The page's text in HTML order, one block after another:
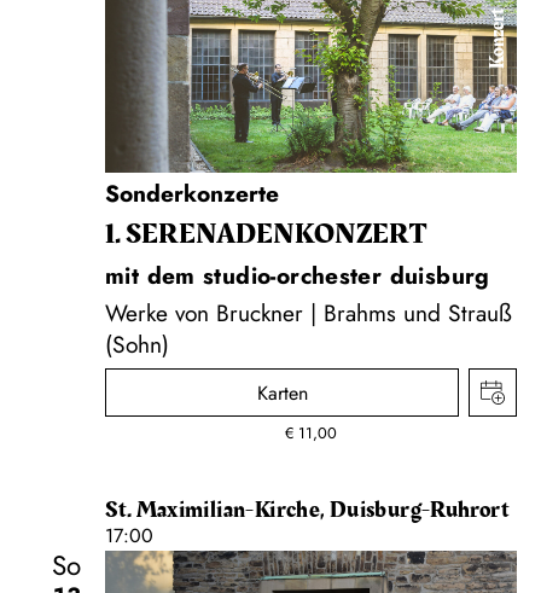
Konzert
Sonderkonzerte
1. SERENADEN­KONZERT
mit dem studio-orchester duisburg
Werke von Bruckner | Brahms und Strauß
(Sohn)
Karten
€ 11,00
St. Maximilian-Kirche, Duisburg-Ruhrort
17:00
So